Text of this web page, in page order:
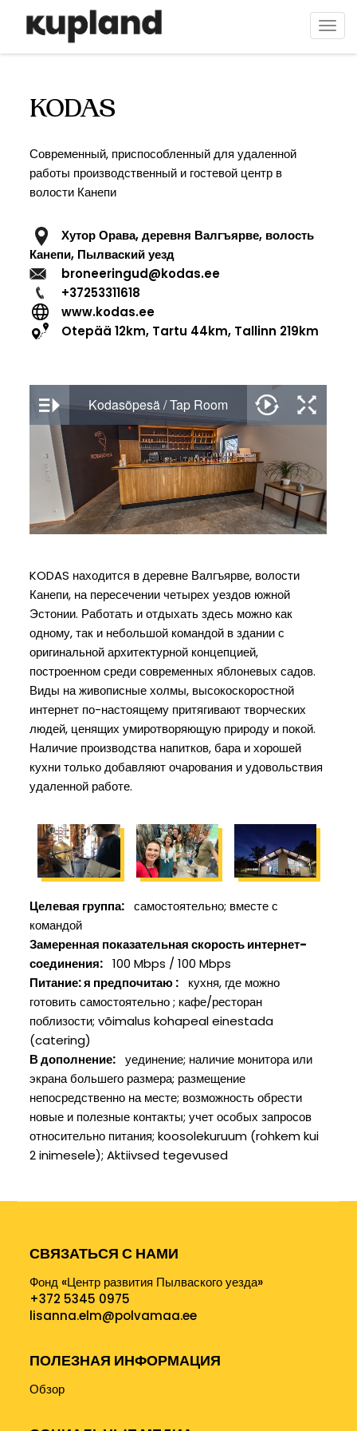
KODAS
Современный, приспособленный для удаленной
работы производственный и гостевой центр в
волости Канепи
Хутор Орава, деревня Валгъярве, волость
Канепи, Пылваский уезд
broneeringud@kodas.ee
+37253311618
www.kodas.ee
Otepää 12km, Tartu 44km, Tallinn 219km
KODAS находится в деревне Валгъярве, волости
Канепи, на пересечении четырех уездов южной
Эстонии. Работать и отдыхать здесь можно как
одному, так и небольшой командой в здании с
оригинальной архитектурной концепцией,
построенном среди современных яблоневых садов.
Виды на живописные холмы, высокоскоростной
интернет по-настоящему притягивают творческих
людей, ценящих умиротворяющую природу и покой.
Наличие производства напитков, бара и хорошей
кухни только добавляют очарования и удовольствия
удаленной работе.
Целевая группа самостоятельно вместе с
командой
Замеренная показательная скорость интернет-
соединения
100 Mbps / 100 Mbps
Питание: я предпочитаю
кухня, где можно
готовить самостоятельно кафе/ресторан
поблизости võimalus kohapeal einestada
(catering)
В дополнение
уединение наличие монитора или
экрана большего размера размещение
непосредственно на месте возможность обрести
новые и полезные контакты учет особых запросов
относительно питания koosolekuruum (rohkem kui
2 inimesele) Aktiivsed tegevused
СВЯЗАТЬСЯ С НАМИ
Фонд «Центр развития Пылваского уезда»
+372 5345 0975
lisanna.elm@polvamaa.ee
ПОЛЕЗНАЯ ИНФОРМАЦИЯ
Обзор